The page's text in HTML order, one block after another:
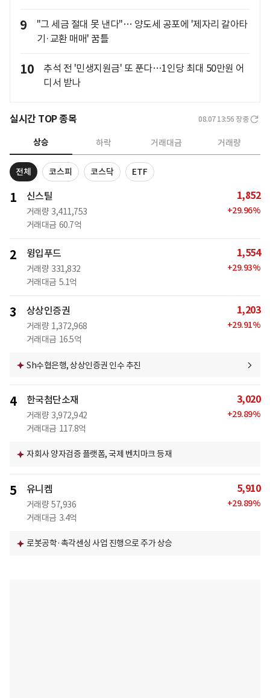
9
"그 세금 절대 못 낸다"… 양도세 공포에 '제자리 갈아타
기·교환 매매' 꿈틀
10
추석 전 '민생지원금' 또 푼다…1인당 최대 50만원 어
디서 받나
실시간 TOP 종목 08.07 13:56 장중
상승 하락 거래대금 거래량
전체 코스피 코스닥 ETF
1 신스틸
거래량 3,411,753
거래대금 60.7억
1,852
+29.96%
2 윙입푸드
거래량 331,832
거래대금 5.1억
1,554
+29.93%
3 상상인증권
거래량 1,372,968
거래대금 16.5억
1,203
+29.91%
Sh수협은행, 상상인증권 인수 추진
4 한국첨단소재
거래량 3,972,942
거래대금 117.8억
3,020
+29.89%
자회사 양자검증 플랫폼, 국제 벤치마크 등재
5 유니켐
거래량 57,936
거래대금 3.4억
5,910
+29.89%
로봇공학·촉각센싱 사업 진행으로 주가 상승